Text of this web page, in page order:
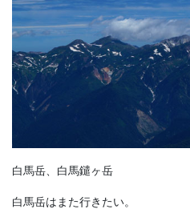
白馬岳、白馬鑓ヶ岳
白馬岳はまた行きたい。